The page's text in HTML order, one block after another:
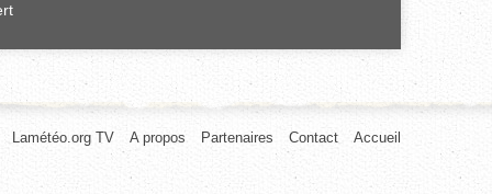
Accueil
Contact
Partenaires
A propos
Lamétéo.org TV